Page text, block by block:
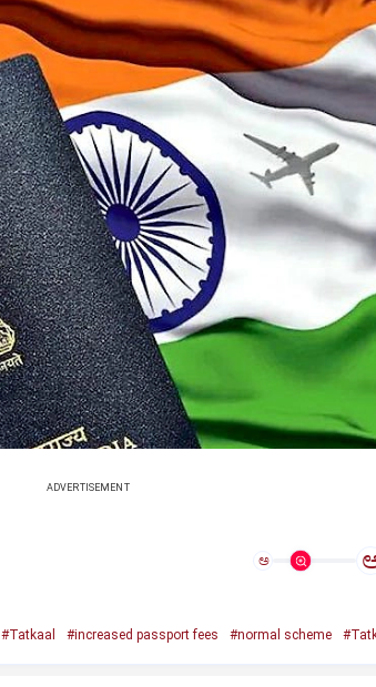
ADVERTISEMENT
ಅ
#Tatkaal #increased passport fees #normal scheme